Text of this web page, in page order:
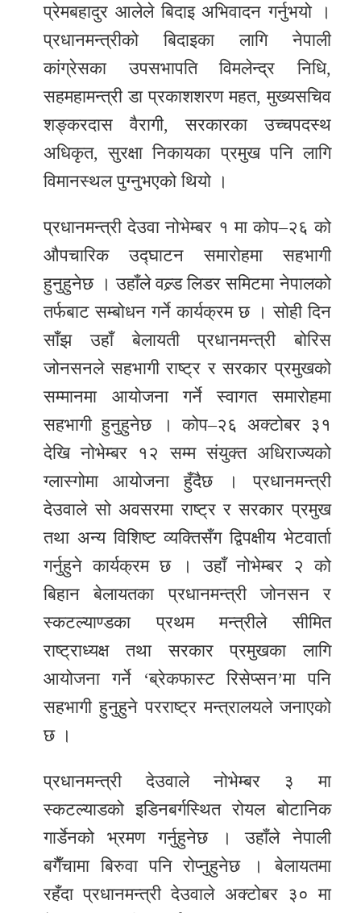
प्रेमबहादुर आलेले बिदाइ अभिवादन गर्नुभयो ।
प्रधानमन्त्रीको बिदाइका लागि नेपाली
कांग्रेसका उपसभापति विमलेन्द्र निधि,
सहमहामन्त्री डा प्रकाशशरण महत, मुख्यसचिव
शङ्करदास वैरागी, सरकारका उच्चपदस्थ
अधिकृत, सुरक्षा निकायका प्रमुख पनि लागि
विमानस्थल पुग्नुभएको थियो ।
प्रधानमन्त्री देउवा नोभेम्बर १ मा कोप–२६ को
औपचारिक उद्घाटन समारोहमा सहभागी
हुनुहुनेछ । उहाँले वल्र्ड लिडर समिटमा नेपालको
तर्फबाट सम्बोधन गर्ने कार्यक्रम छ । सोही दिन
साँझ उहाँ बेलायती प्रधानमन्त्री बोरिस
जोनसनले सहभागी राष्ट्र र सरकार प्रमुखको
सम्मानमा आयोजना गर्ने स्वागत समारोहमा
सहभागी हुनुहुनेछ । कोप–२६ अक्टोबर ३१
देखि नोभेम्बर १२ सम्म संयुक्त अधिराज्यको
ग्लास्गोमा आयोजना हुँदैछ । प्रधानमन्त्री
देउवाले सो अवसरमा राष्ट्र र सरकार प्रमुख
तथा अन्य विशिष्ट व्यक्तिसँग द्विपक्षीय भेटवार्ता
गर्नुहुने कार्यक्रम छ । उहाँ नोभेम्बर २ को
बिहान बेलायतका प्रधानमन्त्री जोनसन र
स्कटल्याण्डका प्रथम मन्त्रीले सीमित
राष्ट्राध्यक्ष तथा सरकार प्रमुखका लागि
आयोजना गर्ने ‘ब्रेकफास्ट रिसेप्सन’मा पनि
सहभागी हुनुहुने परराष्ट्र मन्त्रालयले जनाएको
छ ।
प्रधानमन्त्री देउवाले नोभेम्बर ३ मा
स्कटल्याडको इडिनबर्गस्थित रोयल बोटानिक
गार्डेनको भ्रमण गर्नुहुनेछ । उहाँले नेपाली
बगैँचामा बिरुवा पनि रोप्नुहुनेछ । बेलायतमा
रहँदा प्रधानमन्त्री देउवाले अक्टोबर ३० मा